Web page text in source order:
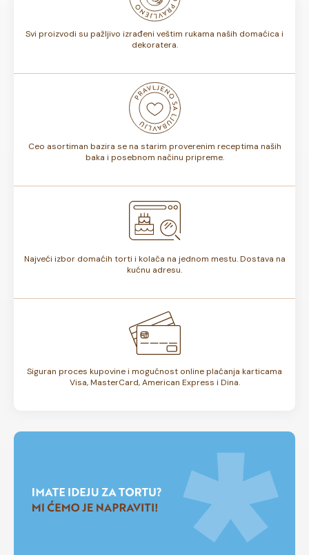
Svi proizvodi su pažljivo izrađeni veštim rukama naših domaćica i
dekoratera.
Ceo asortiman bazira se na starim proverenim receptima naših
baka i posebnom načinu pripreme.
Najveći izbor domaćih torti i kolača na jednom mestu. Dostava na
kućnu adresu.
Siguran proces kupovine i mogućnost online plaćanja karticama
Visa, MasterCard, American Express i Dina.